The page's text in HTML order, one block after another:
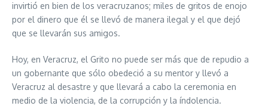
invirtió en bien de los veracruzanos; miles de gritos de enojo
por el dinero que él se llevó de manera ilegal y el que dejó
que se llevarán sus amigos.
Hoy, en Veracruz, el Grito no puede ser más que de repudio a
un gobernante que sólo obedeció a su mentor y llevó a
Veracruz al desastre y que llevará a cabo la ceremonia en
medio de la violencia, de la corrupción y la índolencia.